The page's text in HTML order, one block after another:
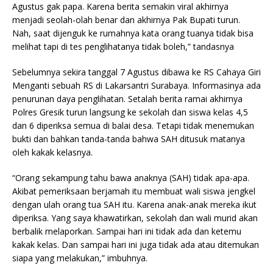
Agustus gak papa. Karena berita semakin viral akhirnya
menjadi seolah-olah benar dan akhirnya Pak Bupati turun.
Nah, saat dijenguk ke rumahnya kata orang tuanya tidak bisa
melihat tapi di tes penglihatanya tidak boleh,” tandasnya
Sebelumnya sekira tanggal 7 Agustus dibawa ke RS Cahaya Giri
Menganti sebuah RS di Lakarsantri Surabaya. Informasinya ada
penurunan daya penglihatan. Setalah berita ramai akhirnya
Polres Gresik turun langsung ke sekolah dan siswa kelas 4,5
dan 6 diperiksa semua di balai desa. Tetapi tidak menemukan
bukti dan bahkan tanda-tanda bahwa SAH ditusuk matanya
oleh kakak kelasnya.
“Orang sekampung tahu bawa anaknya (SAH) tidak apa-apa.
Akibat pemeriksaan berjamah itu membuat wali siswa jengkel
dengan ulah orang tua SAH itu. Karena anak-anak mereka ikut
diperiksa. Yang saya khawatirkan, sekolah dan wali murid akan
berbalik melaporkan. Sampai hari ini tidak ada dan ketemu
kakak kelas. Dan sampai hari ini juga tidak ada atau ditemukan
siapa yang melakukan,” imbuhnya.